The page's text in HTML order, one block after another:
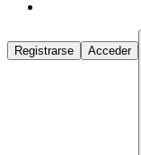
Comprar
Compra
Vende tus
Registrarse Acceder